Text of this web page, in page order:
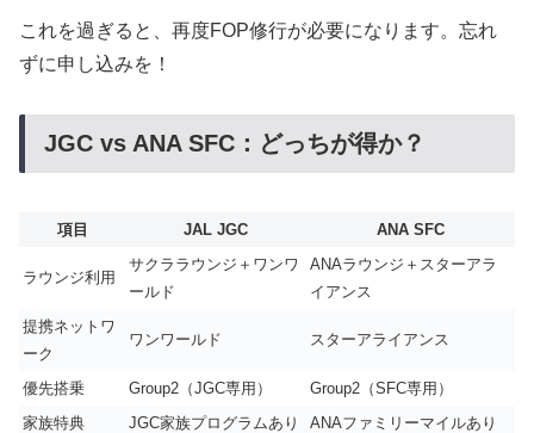
これを過ぎると、再度FOP修行が必要になります。忘れ
ずに申し込みを！
JGC vs ANA SFC：どっちが得か？
項目 JAL JGC ANA SFC
ラウンジ利用
サクララウンジ＋ワンワ
ールド
ANAラウンジ＋スターアラ
イアンス
提携ネットワ
ーク
ワンワールド スターアライアンス
優先搭乗 Group2（JGC専用）
Group2（SFC専用）
家族特典
JGC家族プログラムあり
ANAファミリーマイルあり